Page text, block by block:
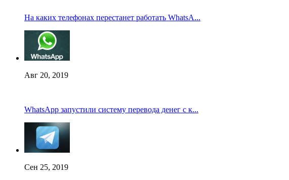
На каких телефонах перестанет работать WhatsA...
Авг 20, 2019
WhatsApp запустили систему перевода денег с к...
Сен 25, 2019